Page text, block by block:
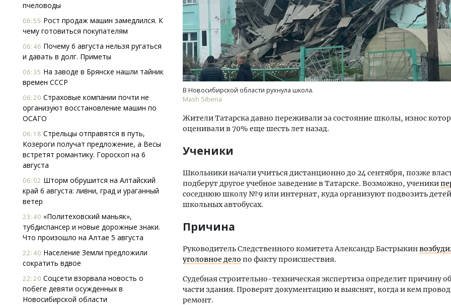
пчеловоды
06:55 Рост продаж машин замедлился. К
чему готовиться покупателям
06:46 Почему 6 августа нельзя ругаться
и давать в долг. Приметы
06:35 На заводе в Брянске нашли тайник
времен СССР
06:20 Страховые компании почти не
организуют восстановление машин по
ОСАГО
06:18 Стрельцы отправятся в путь,
Козероги получат предложение, а Весы
встретят романтику. Гороскоп на 6
августа
06:02 Шторм обрушится на Алтайский
край 6 августа: ливни, град и ураганный
ветер
23:40 «Политеховский маньяк»,
тубдиспансер и новые дорожные знаки.
Что произошло на Алтае 5 августа
22:40 Население Земли предложили
сократить вдвое
22:20 Соцсети взорвала новость о
побеге девяти осужденных в
Новосибирской области
В Новосибирской области рухнула школа.
Mash Siberia
Жители Татарска давно переживали за состояние школы, износ
оценивали в 70% еще шесть лет назад.
Ученики
Школьники начали учиться дистанционно до 24 сентября, позже
подберут другое учебное заведение в Татарске. Возможно, ученики
соседнюю школу №9 или интернат, куда организуют подвозить
школьных автобусах.
Причина
Руководитель Следственного комитета Александр Бастрыкин
уголовное дело по факту происшествия.
Судебная строительно-техническая экспертиза определит причину
части здания. Проверят документацию и выяснят, когда и кем
ремонт.
Т2 перезапускает
«Выгодно вместе» —
абонентов других